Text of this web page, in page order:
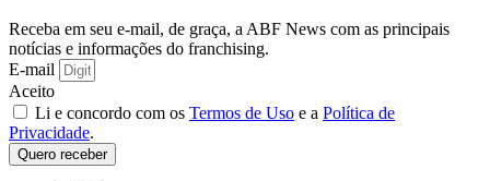
Receba em seu e-mail, de graça, a ABF News com as principais
notícias e informações do franchising.
E-mail
Aceito
Li e concordo com os Termos de Uso e a Política de
Privacidade.
Quero receber